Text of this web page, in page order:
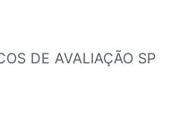
DE AVALIAÇÃO SP